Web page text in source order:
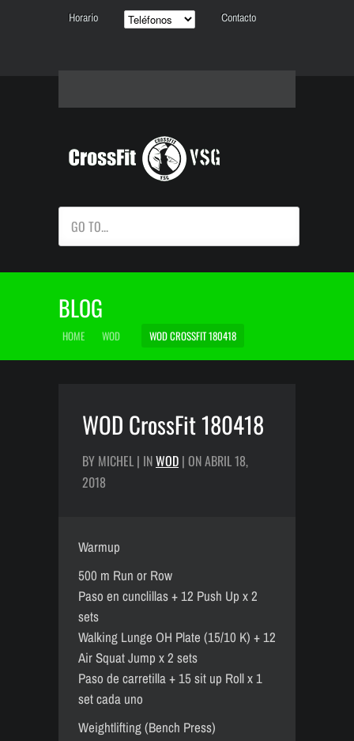
Horario Contacto
GO TO...
BLOG
HOME WOD WOD CROSSFIT 180418
WOD CrossFit 180418
BY MICHEL | INWOD | ON ABRIL 18,
2018
Warmup
500 m Run or Row
Paso en cunclillas + 12 Push Up x 2
sets
Walking Lunge OH Plate (15/10 K) + 12
Air Squat Jump x 2 sets
Paso de carretilla + 15 sit up Roll x 1
set cada uno
Weightlifting (Bench Press)